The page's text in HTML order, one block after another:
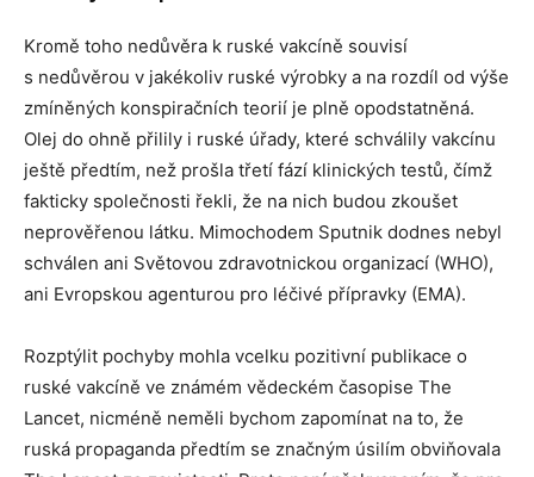
Kromě toho nedůvěra k ruské vakcíně souvisí
s nedůvěrou v jakékoliv ruské výrobky a na rozdíl od výše
zmíněných konspiračních teorií je plně opodstatněná.
Olej do ohně přilily i ruské úřady, které schválily vakcínu
ještě předtím, než prošla třetí fází klinických testů, čímž
fakticky společnosti řekli, že na nich budou zkoušet
neprověřenou látku. Mimochodem Sputnik dodnes nebyl
schválen ani Světovou zdravotnickou organizací (WHO),
ani Evropskou agenturou pro léčivé přípravky (EMA).
Rozptýlit pochyby mohla vcelku pozitivní publikace o
ruské vakcíně ve známém vědeckém časopise The
Lancet, nicméně neměli bychom zapomínat na to, že
ruská propaganda předtím se značným úsilím obviňovala